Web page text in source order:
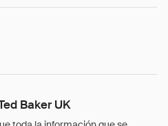
Baker UK